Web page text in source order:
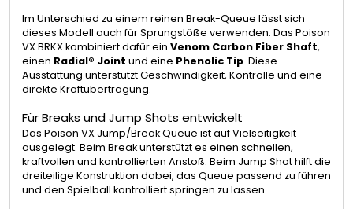
Im Unterschied zu einem reinen Break-Queue lässt sich
dieses Modell auch für Sprungstöße verwenden. Das Poison
VX BRKX kombiniert dafür ein Venom Carbon Fiber Shaft,
einen Radial® Joint und eine Phenolic Tip. Diese
Ausstattung unterstützt Geschwindigkeit, Kontrolle und eine
direkte Kraftübertragung.
Für Breaks und Jump Shots entwickelt
Das Poison VX Jump/Break Queue ist auf Vielseitigkeit
ausgelegt. Beim Break unterstützt es einen schnellen,
kraftvollen und kontrollierten Anstoß. Beim Jump Shot hilft die
dreiteilige Konstruktion dabei, das Queue passend zu führen
und den Spielball kontrolliert springen zu lassen.